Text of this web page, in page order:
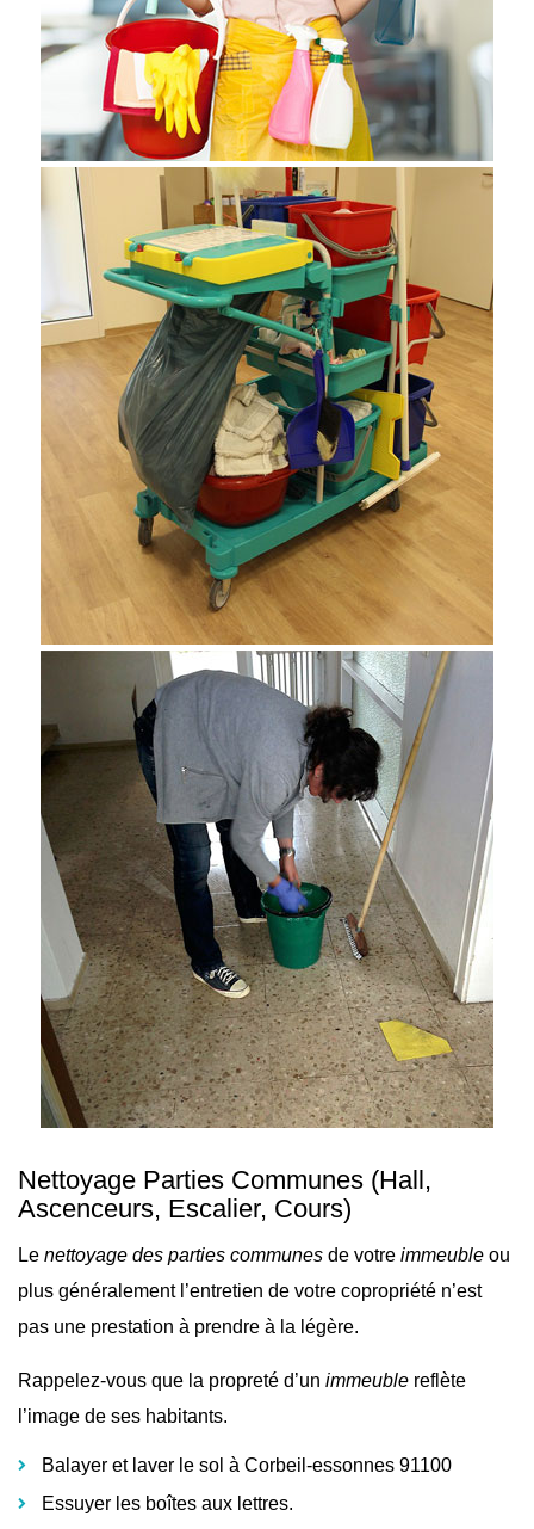
Nettoyage Parties Communes (Hall,
Ascenceurs, Escalier, Cours)
Le nettoyage des parties communes de votre immeuble ou
plus généralement l’entretien de votre copropriété n’est
pas une prestation à prendre à la légère.
Rappelez-vous que la propreté d’un immeuble reflète
l’image de ses habitants.
Balayer et laver le sol à Corbeil-essonnes 91100
Essuyer les boîtes aux lettres.